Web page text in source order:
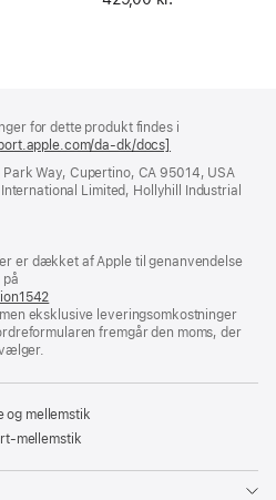
for dette produkt findes i
da-dk/docs]
et
nyt
Way, Cupertino, CA 95014, USA
Limited, Hollyhill Industrial
er dækket af Apple til genanvendelse
i
et
eksklusive leveringsomkostninger
fremgår den moms, der
og mellemstik
mellemstik